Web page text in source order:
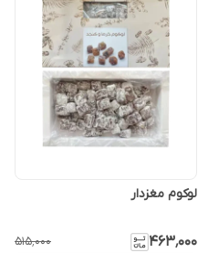
لوکوم مغزدار
۴۶۳٬۰۰۰ ۵۱۵٬۰۰۰